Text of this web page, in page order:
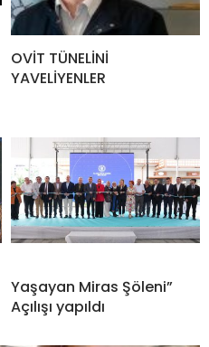
OVİT TÜNELİNİ
YAVELİYENLER
Yaşayan Miras Şöleni”
Açılışı yapıldı